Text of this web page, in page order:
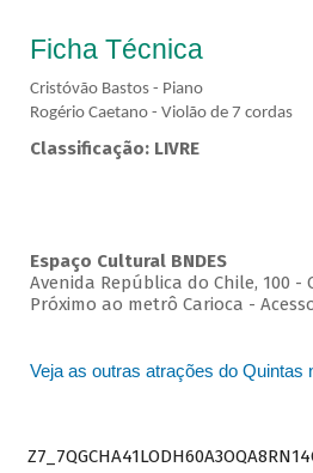
Ficha Técnica
Cristóvão Bastos - Piano
Rogério Caetano - Violão de 7 cordas
Classificação: LIVRE
Espaço Cultural BNDES
Avenida República do Chile, 100 -
Próximo ao metrô Carioca -
Veja as outras atrações do Quintas